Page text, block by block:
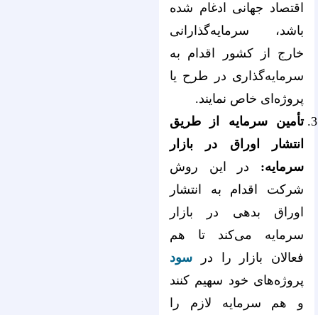
اقتصاد جهانی ادغام شده
باشد، سرمایه‌گذارانی
خارج از کشور اقدام به
سرمایه‌‌‌‌‌‌‌‌‌‌‌‌‌‌‌‌‌‌‌‌‌‌‌‌‌‌‌‌‌‌‌‌‌‌‌‌‌‌‌‌‌‌‌‌‌‌‌‌‌‌‌‌‌‌‌‌‌‌‌‌‌‌‌‌گذاری در طرح یا
پروژه‌‌‌‌‌‌‌‌‌‌‌‌‌‌‌‌‌‌‌‌‌‌‌‌‌‌‌‌‌‌‌‌‌‌‌‌‌‌‌‌‌‌‌‌‌‌‌‌‌‌‌‌‌‌‌‌‌‌‌‌‌‌‌‌ای خاص نمایند.
تأمین سرمایه از طریق
انتشار اوراق در بازار
سرمایه: در این روش
شرکت اقدام به انتشار
اوراق بدهی در بازار
سرمایه می‌کند تا هم
فعالان بازار را در سود
پروژه‌های خود سهیم کنند
و هم سرمایه لازم را